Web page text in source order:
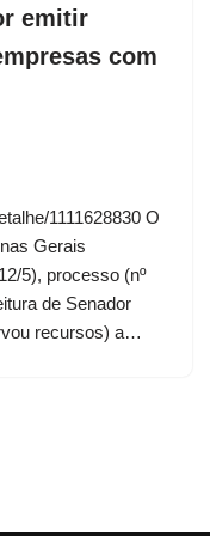
emitir
com
1111628830 O
Gerais
5), processo (nº
de Senador
recursos) a…